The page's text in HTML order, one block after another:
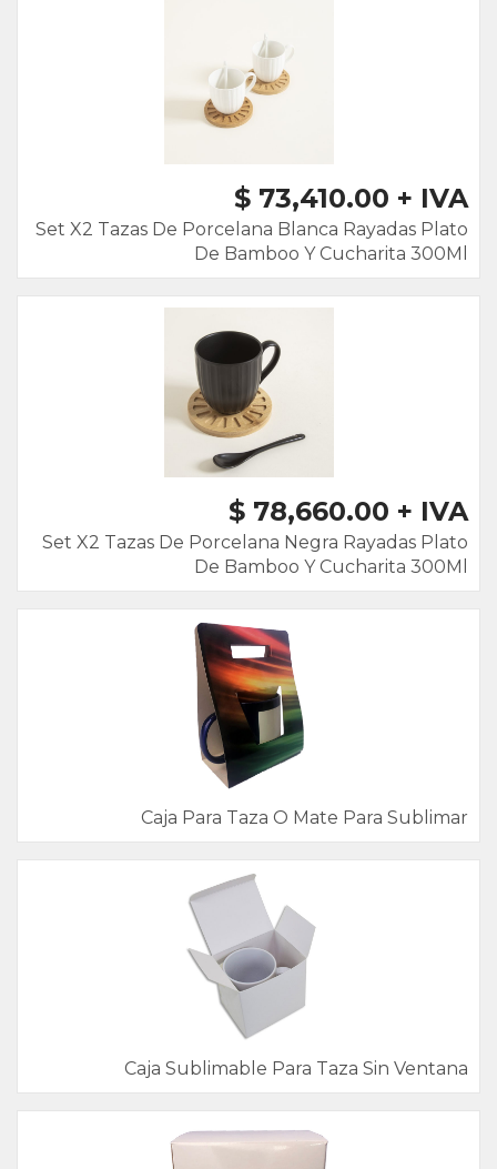
$ 73,410.00 + IVA
Set X2 Tazas De Porcelana Blanca Rayadas Plato
De Bamboo Y Cucharita 300Ml
$ 78,660.00 + IVA
Set X2 Tazas De Porcelana Negra Rayadas Plato
De Bamboo Y Cucharita 300Ml
Caja Para Taza O Mate Para Sublimar
Caja Sublimable Para Taza Sin Ventana